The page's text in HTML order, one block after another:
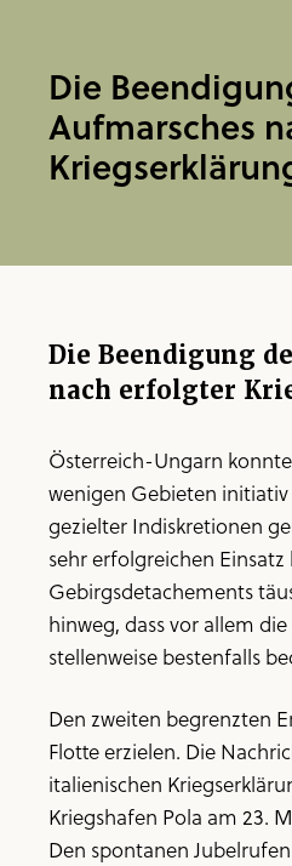
Die
Aufmarsches
Die Beendigung
nach erfolgter
Österreich-Ungarn
wenigen Gebieten initiativ
gezielter Indiskretionen
sehr erfolgreichen Einsatz
Gebirgsdetachements
hinweg, dass vor allem
stellenweise bestenfalls
Den zweiten begrenzten
Flotte erzielen. Die
italienischen
Kriegshafen Pola am 23.
Den spontanen